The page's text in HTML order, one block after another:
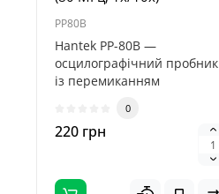
PP80B
Hantek PP-80B —
осцилографічний пробник
із перемиканням
призначений для р..
0
220 грн